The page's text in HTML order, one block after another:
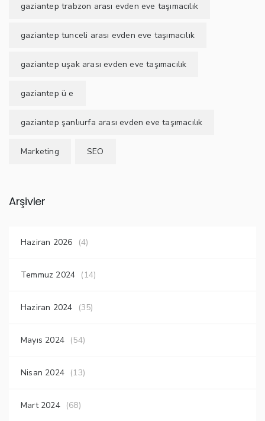
gaziantep trabzon arası evden eve taşımacılık
gaziantep tunceli arası evden eve taşımacılık
gaziantep uşak arası evden eve taşımacılık
gaziantep ü e
gaziantep şanlıurfa arası evden eve taşımacılık
Marketing SEO
Arşivler
Haziran 2026 (4)
Temmuz 2024 (14)
Haziran 2024 (35)
Mayıs 2024 (54)
Nisan 2024 (13)
Mart 2024 (68)